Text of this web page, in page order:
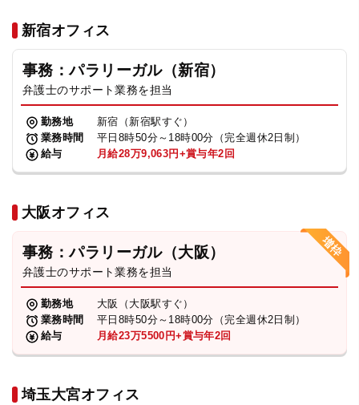
新宿オフィス
事務：パラリーガル（新宿）
弁護士のサポート業務を担当
勤務地
新宿（新宿駅すぐ）
業務時間
平日8時50分～18時00分（完全週休2日制）
給与
月給28万9,063円+賞与年2回
大阪オフィス
事務：パラリーガル（大阪）
弁護士のサポート業務を担当
勤務地
大阪（大阪駅すぐ）
業務時間
平日8時50分～18時00分（完全週休2日制）
給与
月給23万5500円+賞与年2回
埼玉大宮オフィス